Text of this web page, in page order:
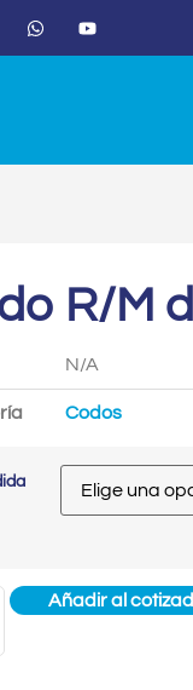
R/M
N/A
Codos
Añadir al